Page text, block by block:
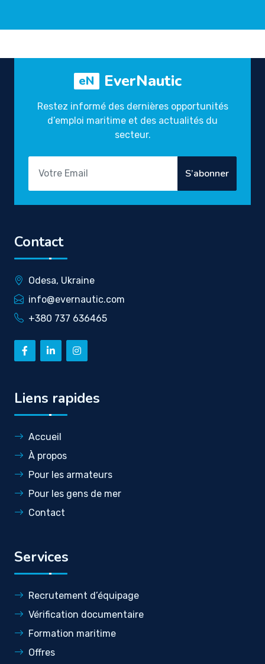
eN EverNautic
Restez informé des dernières opportunités
d’emploi maritime et des actualités du
secteur.
S’abonner
Contact
Odesa, Ukraine
info@evernautic.com
+380 737 636465
Liens rapides
Accueil
À propos
Pour les armateurs
Pour les gens de mer
Contact
Services
Recrutement d’équipage
Vérification documentaire
Formation maritime
Offres